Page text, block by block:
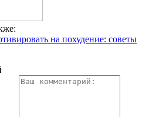
на похудение: советы